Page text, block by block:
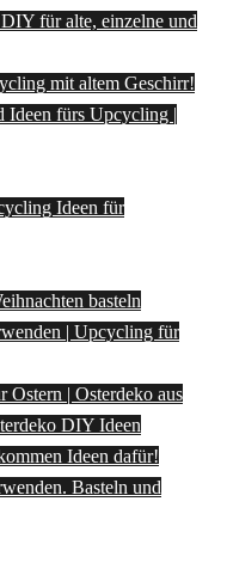
für alte, einzelne und
mit altem Geschirr!
Ideen fürs Upcycling |
Ideen für
basteln
| Upcycling für
Ostern | Osterdeko aus
DIY Ideen
Ideen dafür!
Basteln und